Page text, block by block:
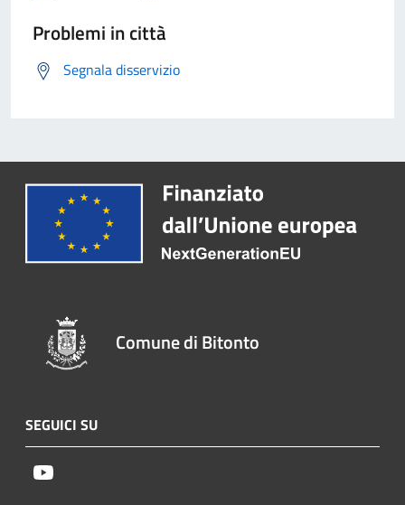
Problemi in città
Segnala disservizio
Comune di Bitonto
SEGUICI SU